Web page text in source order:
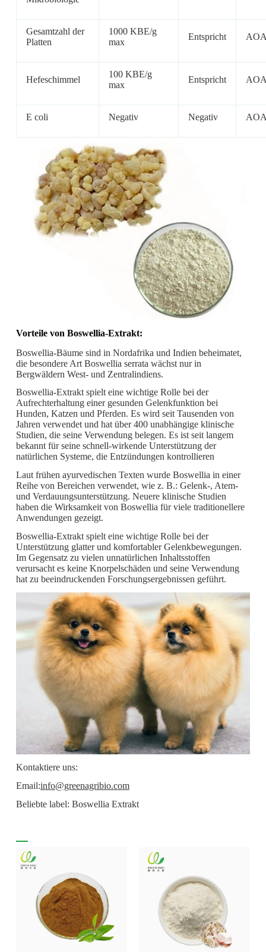
Gesamtzahl der
Platten
1000 KBE/g
max
Entspricht
Hefeschimmel
100 KBE/g
max
Entspricht
E coli Negativ Negativ
Vorteile von Boswellia-Extrakt:
Boswellia-Bäume sind in Nordafrika und Indien beheimatet,
die besondere Art Boswellia serrata wächst nur in
Bergwäldern West- und Zentralindiens.
Boswellia-Extrakt spielt eine wichtige Rolle bei der
Aufrechterhaltung einer gesunden Gelenkfunktion bei
Hunden, Katzen und Pferden. Es wird seit Tausenden von
Jahren verwendet und hat über 400 unabhängige klinische
Studien, die seine Verwendung belegen. Es ist seit langem
bekannt für seine schnell-wirkende Unterstützung der
natürlichen Systeme, die Entzündungen kontrollieren
Laut frühen ayurvedischen Texten wurde Boswellia in einer
Reihe von Bereichen verwendet, wie z. B.: Gelenk-, Atem-
und Verdauungsunterstützung. Neuere klinische Studien
haben die Wirksamkeit von Boswellia für viele traditionellere
Anwendungen gezeigt.
Boswellia-Extrakt spielt eine wichtige Rolle bei der
Unterstützung glatter und komfortabler Gelenkbewegungen.
Im Gegensatz zu vielen unnatürlichen Inhaltsstoffen
verursacht es keine Knorpelschäden und seine Verwendung
hat zu beeindruckenden Forschungsergebnissen geführt.
Kontaktiere uns:
Email:info@greenagribio.com
Beliebte label: Boswellia Extrakt